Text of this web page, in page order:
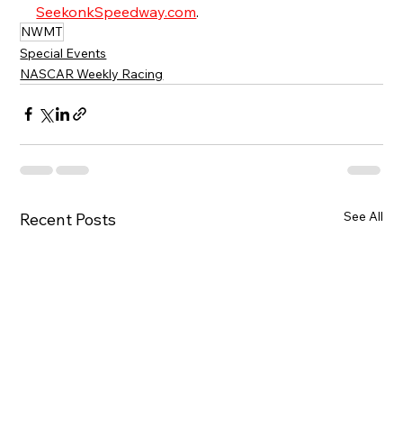
SeekonkSpeedway.com.
NWMT
Special Events
NASCAR Weekly Racing
Recent Posts See All